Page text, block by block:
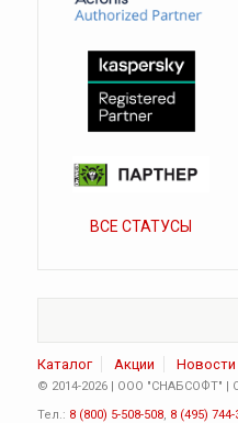
ВСЕ СТАТУСЫ
Каталог Акции Новости
© 2014-2026 | ООО "СНАБСОФТ" |
Тел.: 8 (800) 5-508-508, 8 (495) 744-